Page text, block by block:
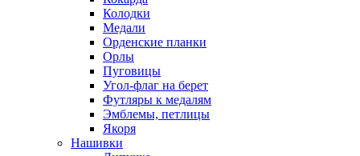
Колодки
Медали
Орденские планки
Орлы
Пуговицы
Угол-флаг на берет
Футляры к медалям
Эмблемы, петлицы
Якоря
Нашивки